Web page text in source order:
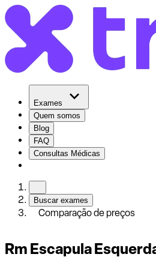
Exames
Quem somos
Blog
FAQ
Consultas Médicas
Buscar exames
Comparação de preços
Rm Escapula